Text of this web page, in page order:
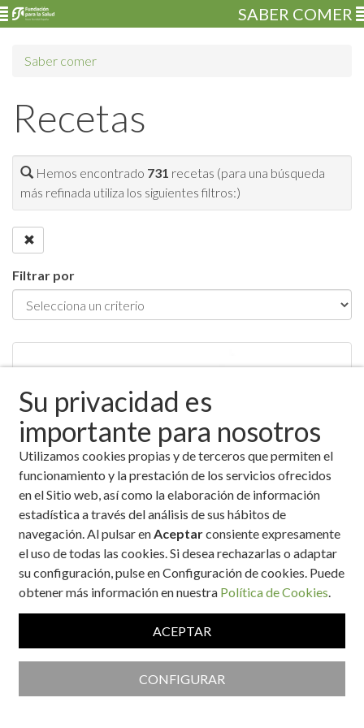
Su privacidad es
importante para nosotros
Utilizamos cookies propias y de terceros que permiten el
funcionamiento y la prestación de los servicios ofrecidos
en el Sitio web, así como la elaboración de información
estadística a través del análisis de sus hábitos de
navegación. Al pulsar enAceptarconsiente expresamente
el uso de todas las cookies. Si desea rechazarlas o adaptar
su configuración, pulse en Configuración de cookies. Puede
obtener más información en nuestra Política de Cookies.
ACEPTAR
CONFIGURAR
SABER COMER
Saber comer
Recetas
Hemos encontrado 731 recetas (para una búsqueda
más refinada utiliza los siguientes filtros:)
Filtrar por
Bocadillo a la plancha de paleta ibérica con pimientos
verdes fritos